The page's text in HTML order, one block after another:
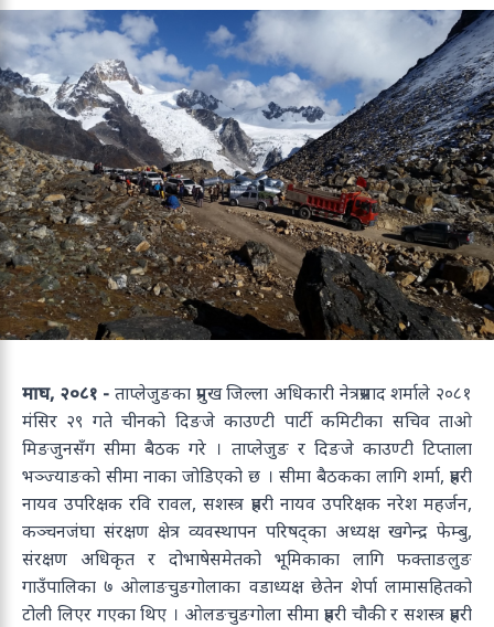
माघ, २०८१ - ताप्लेजुङका प्रमुख जिल्ला अधिकारी नेत्रप्रसाद शर्माले २०८१
मंसिर २९ गते चीनको दिङजे काउण्टी पार्टी कमिटीका सचिव ताओ
मिङजुनसँग सीमा बैठक गरे । ताप्लेजुङ र दिङजे काउण्टी टिप्ताला
भञ्ज्याङको सीमा नाका जोडिएको छ । सीमा बैठकका लागि शर्मा, प्रहरी
नायव उपरिक्षक रवि रावल, सशस्त्र प्रहरी नायव उपरिक्षक नरेश महर्जन,
कञ्चनजंघा संरक्षण क्षेत्र व्यवस्थापन परिषद्का अध्यक्ष खगेन्द्र फेम्बु,
संरक्षण अधिकृत र दोभाषेसमेतको भूमिकाका लागि फक्ताङलुङ
गाउँपालिका ७ ओलाङचुङगोलाका वडाध्यक्ष छेतेन शेर्पा लामासहितको
टोली लिएर गएका थिए । ओलङचुङगोला सीमा प्रहरी चौकी र सशस्त्र प्रहरी